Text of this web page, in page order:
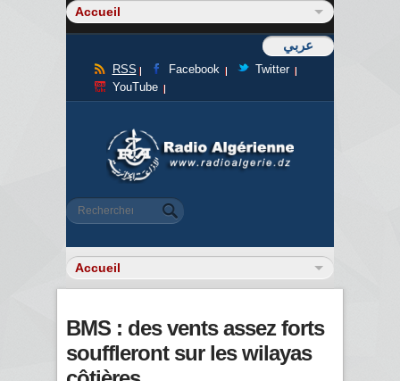
عربي
RSS Facebook
Twitter
YouTube
Formulaire de recherche
Rechercher
BMS : des vents assez forts
souffleront sur les wilayas